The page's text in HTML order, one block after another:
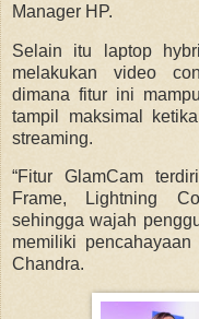
Manager HP.
Selain itu laptop
melakukan video
dimana fitur ini
tampil maksimal
streaming.
“Fitur GlamCam
Frame, Lightning
sehingga wajah
memiliki
Chandra.